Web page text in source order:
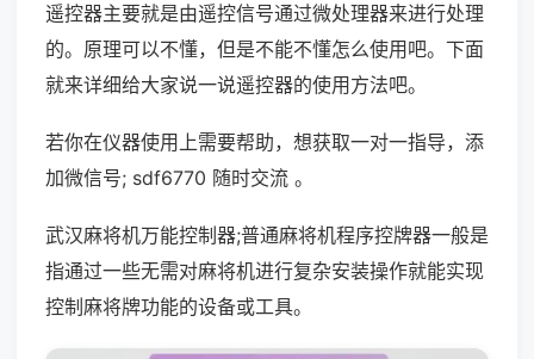
遥控器主要就是由遥控信号通过微处理器来进行处理
的。原理可以不懂，但是不能不懂怎么使用吧。下面
就来详细给大家说一说遥控器的使用方法吧。
若你在仪器使用上需要帮助，想获取一对一指导，添
加微信号; sdf6770 随时交流 。
武汉麻将机万能控制器;普通麻将机程序控牌器一般是
指通过一些无需对麻将机进行复杂安装操作就能实现
控制麻将牌功能的设备或工具。